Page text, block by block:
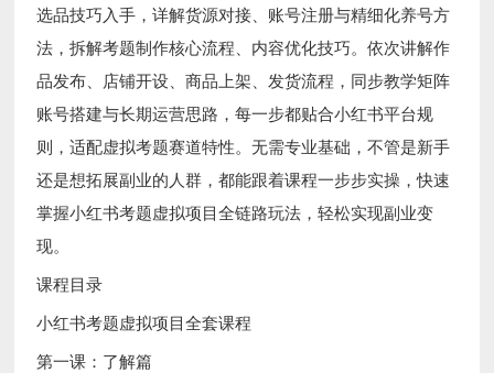
选品技巧入手，详解货源对接、账号注册与精细化养号方
法，拆解考题制作核心流程、内容优化技巧。依次讲解作
品发布、店铺开设、商品上架、发货流程，同步教学矩阵
账号搭建与长期运营思路，每一步都贴合小红书平台规
则，适配虚拟考题赛道特性。无需专业基础，不管是新手
还是想拓展副业的人群，都能跟着课程一步步实操，快速
掌握小红书考题虚拟项目全链路玩法，轻松实现副业变
现。
课程目录
小红书考题虚拟项目全套课程
第一课：了解篇